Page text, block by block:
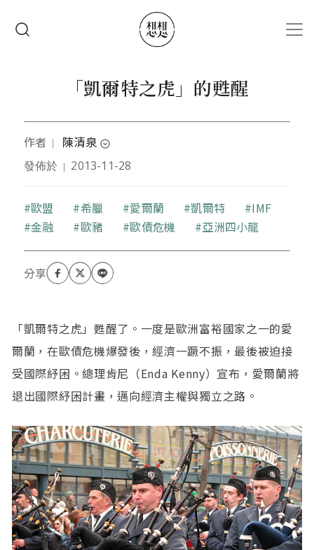
「凱爾特之虎」的甦醒
作者 ｜ 陳清泉 expand_circle_down
本文作者是國立高雄第一科技大學兼任助理教授
發佈於 ｜ 2013-11-28
關鍵字
歐盟 希臘 愛爾蘭 凱爾特
IMF
金融
歐豬 歐債危機 亞洲四小龍
「凱爾特之虎」甦醒了。一度是歐洲富裕國家之一的愛
爾蘭，在歐債危機爆發後，經濟一蹶不振，最後被迫接
受國際紓困。總理肯尼（Enda Kenny）宣布，愛爾蘭將
退出國際紓困計畫，邁向經濟主權與獨立之路。